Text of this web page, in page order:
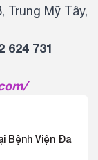
Trung Mỹ Tây,
624 731
Bệnh Viện Đa